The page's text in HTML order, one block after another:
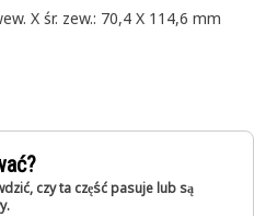
X śr. zew.: 70,4 X 114,6 mm
czy ta część pasuje lub są